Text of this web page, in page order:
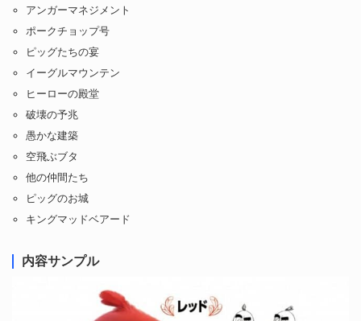
アンガーマネジメント
ポークチョップ号
ピッグたちの宴
イーグルマウンテン
ヒーローの殿堂
破壊の予兆
愚かな建築
空飛ぶブタ
他の仲間たち
ピッグのお城
キングマッドベアード
内容サンプル